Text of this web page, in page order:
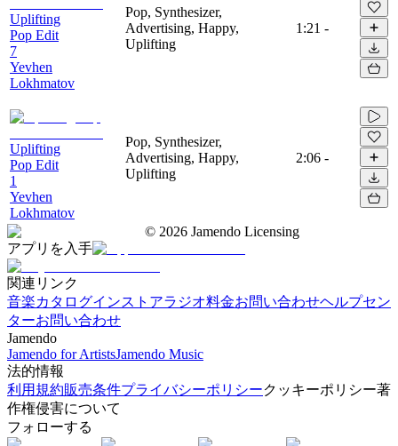
Uplifting
Pop Edit
7
Yevhen
Lokhmatov
Pop, Synthesizer,
Advertising, Happy,
Uplifting
1:21 -
Uplifting
Pop Edit
1
Yevhen
Lokhmatov
Pop, Synthesizer,
Advertising, Happy,
Uplifting
2:06 -
© 2026 Jamendo Licensing
アプリを入手
関連リンク
音楽カタログインストアラジオ料金お問い合わせヘルプセン
ターお問い合わせ
Jamendo
Jamendo for ArtistsJamendo Music
法的情報
利用規約販売条件プライバシーポリシークッキーポリシー著
作権侵害について
フォローする